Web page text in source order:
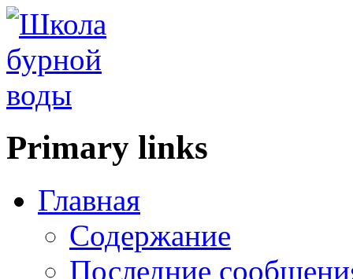
Primary links
Главная
Содержание
Последние